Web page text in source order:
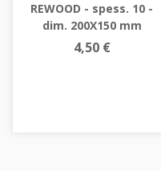
REWOOD - spess. 10 -
dim. 200X150 mm
4,50 €